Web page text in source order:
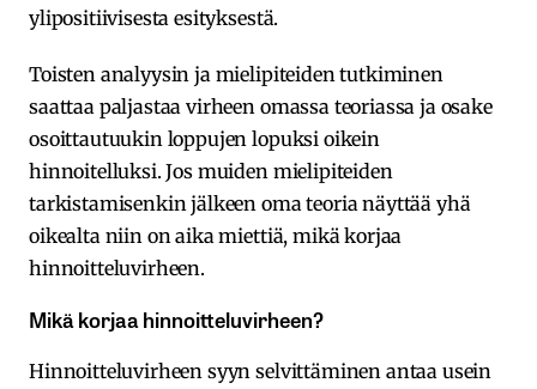
ylipositiivisesta esityksestä.
Toisten analyysin ja mielipiteiden tutkiminen
saattaa paljastaa virheen omassa teoriassa ja osake
osoittautuukin loppujen lopuksi oikein
hinnoitelluksi. Jos muiden mielipiteiden
tarkistamisenkin jälkeen oma teoria näyttää yhä
oikealta niin on aika miettiä, mikä korjaa
hinnoitteluvirheen.
Mikä korjaa hinnoitteluvirheen?
Hinnoitteluvirheen syyn selvittäminen antaa usein